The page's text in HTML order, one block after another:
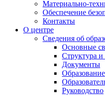
Материально-
Обеспечение
Контакты
О центре
Сведения об
Основные
Структура
Документы
Образование
Руководство